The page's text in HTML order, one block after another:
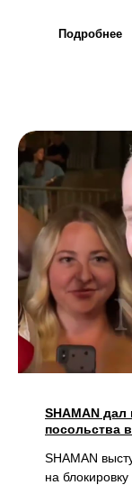
Подробнее
SHAMAN
посольства
SHAMAN
на